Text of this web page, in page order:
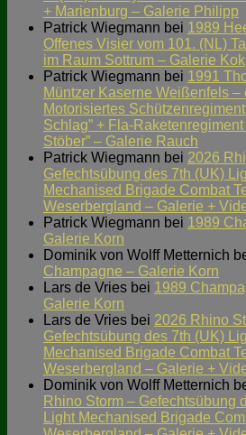
+ Marienburg – Galerie Philipp
Patrick Wiegmann bei 1989
Offenes Visier vom 101. (NL)
im Raum Sottrum – Galerie Kok
Patrick Wiegmann bei 1991
Müntzer Kaserne Weißenfels –
Motorisiertes Schützenregiment
Schlag” + Fla-Raketenregiment
Stöber” – Galerie Rauch
Patrick Wiegmann bei 2026
Gefechtsübung des 7th (UK)
Mechanised Brigade Combat
Weserbergland – Galerie +
Patrick Wiegmann bei 1989
Galerie Korn
Dominik von Wolff Metternich
Champagne – Galerie Korn
Lars de Vries bei 1989
Galerie Korn
Lars de Vries bei 2026 Rhino
Gefechtsübung des 7th (UK)
Mechanised Brigade Combat
Weserbergland – Galerie +
Dominik von Wolff Metternich
Rhino Storm – Gefechtsübung
Light Mechanised Brigade